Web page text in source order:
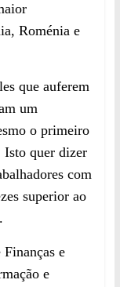
Roménia e
que auferem
um
o primeiro
Isto quer dizer
com
superior ao
Finanças e
e